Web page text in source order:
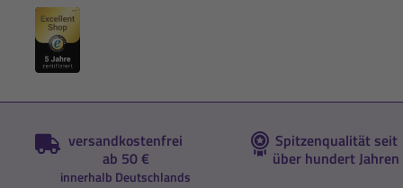
versandkostenfrei
ab 50 €
innerhalb Deutschlands
Spitzenqualität seit
über hundert Jahren